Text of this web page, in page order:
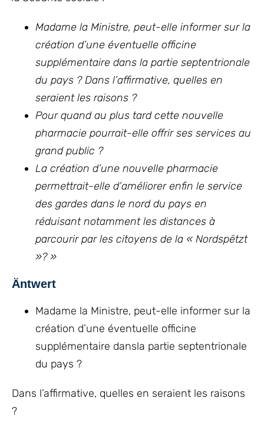
Madame la Ministre, peut-elle informer sur la
création d’une éventuelle officine
supplémentaire dans la partie septentrionale
du pays ? Dans l’affirmative, quelles en
seraient les raisons ?
Pour quand au plus tard cette nouvelle
pharmacie pourrait-elle offrir ses services au
grand public ?
La création d’une nouvelle pharmacie
permettrait-elle d’améliorer enfin le service
des gardes dans le nord du pays en
réduisant notamment les distances à
parcourir par les citoyens de la « Nordspëtzt
»?»
Äntwert
Madame la Ministre, peut-elle informer sur la
création d’une éventuelle officine
supplémentaire dansla partie septentrionale
du pays ?
Dans l’affirmative, quelles en seraient les raisons
?